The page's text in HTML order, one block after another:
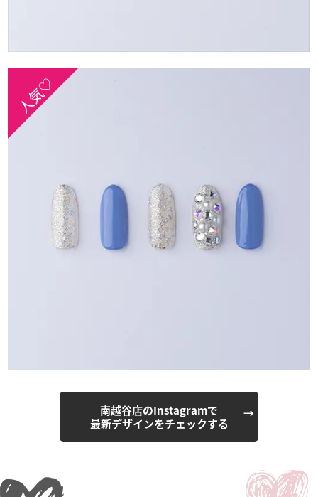
南越谷店のInstagramで
最新デザインをチェックする